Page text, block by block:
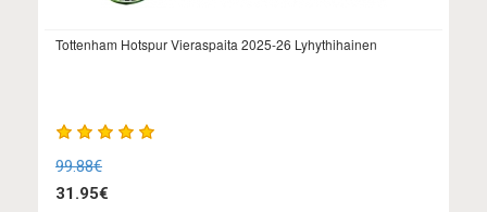
Tottenham Hotspur Vieraspaita 2025-26 Lyhythihainen
99.88€
31.95€